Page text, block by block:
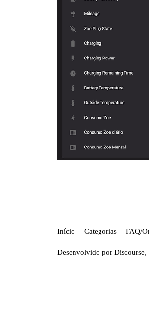
Início Categorias FAQ/
Desenvolvido por Discourse,